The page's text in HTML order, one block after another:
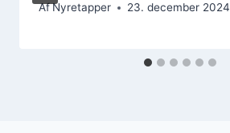
AfNyretapper 23. december 2024